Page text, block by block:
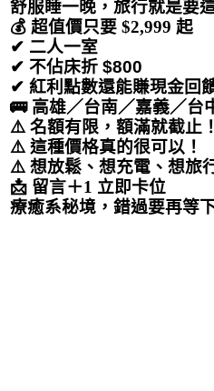
舒服睡一晚，旅行就是要
💰 超值價只要 $2,999 起
✔ 二人一室
✔ 不佔床折 $800
✔ 紅利點數還能賺現金回
🚌 高雄／台南／嘉義／台
⚠️名額有限，額滿就截止！
⚠️這種價格真的很可以！
⚠️想放鬆、想充電、想旅
📩 留言＋1 立即卡位
療癒系秘境，錯過要再等